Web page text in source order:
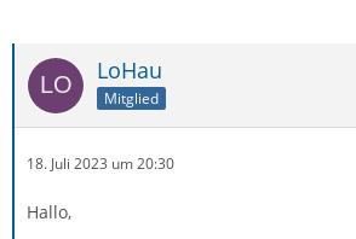
LoHau
Mitglied
18. Juli 2023 um 20:30
Hallo,